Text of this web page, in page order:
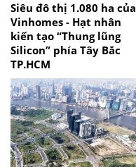
Siêu đô thị 1.080 ha của
Vinhomes - Hạt nhân
kiến tạo “Thung lũng
Silicon” phía Tây Bắc
TP.HCM